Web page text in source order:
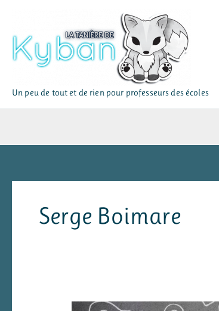
contenu
Un peu de tout et de rien pour professeurs des écoles
Serge Boimare